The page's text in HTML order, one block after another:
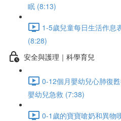
眠 (8:13)
1-5歲兒童每日生活作息
(8:28)
安全與護理｜科學育兒
0-12個月嬰幼兒心肺復
嬰幼兒急救 (7:38)
0-1歲的寶寶嗆奶和異物